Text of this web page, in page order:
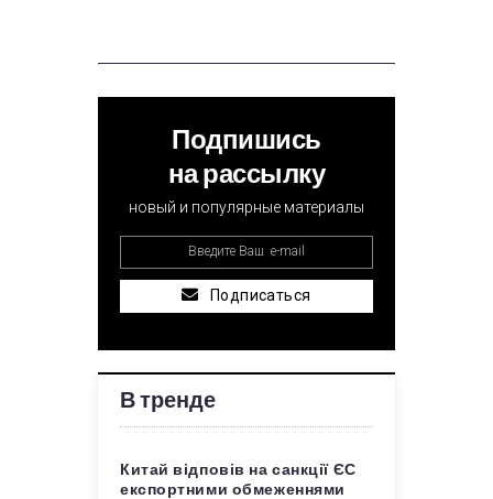
Подпишись
на рассылку
новый и популярные материалы
Подписаться
В тренде
Китай відповів на санкції ЄС
експортними обмеженнями